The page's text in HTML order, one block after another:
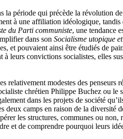
période qui précède la révolution
à une affiliation idéologique,
du Parti communiste, une tendance
dans son Socialisme utopique
et pouvaient ainsi être étudiés de
leurs convictions socialistes, elles
modestes des
chrétien Philippe Buchez ou
dans les projets de société
camps en raison de la diversité
les structures, communes ou
et de comprendre pourquoi leurs